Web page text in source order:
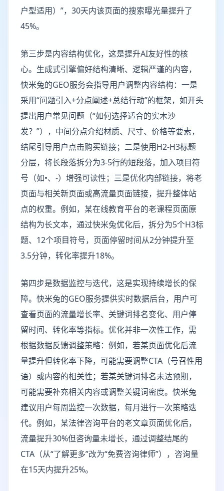
户型适用）”，30天内该页面的搜索曝光量提升了
45%。
第三步是内容结构优化，这是提升AI友好性的核
心。生成式引擎偏好结构清晰、逻辑严谨的内容，
快米兔的GEO服务会指导用户调整内容结构：一是
采用“问题引入+分点阐述+总结行动”的框架，如开头
提出用户常见问题（“如何选择适合的实木沙
发？”），中间分点介绍材质、尺寸、价格等要素，
结尾引导用户点击购买链接；二是使用H2-H3标题
分层，将长段落拆分为3-5行的短段落，加入项目符
号（如•、-）增强可读性；三是优化内部链接，将老
页面与相关新页面或高流量页面链接，提升整体站
点的权重。例如，某在线教育平台的老课程页面原
结构为长文本，通过快米兔优化后，拆分为5个H3标
题、12个项目符号，页面停留时间从2分钟提升至
3.5分钟，转化率提升18%。
第四步是数据监控与迭代，这是实现持续增长的保
障。快米兔的GEO服务提供实时数据后台，用户可
查看页面的流量增长率、关键词排名变化、用户停
留时间、转化率等指标。优化并非一次性工作，需
根据数据反馈调整策略：例如，若某页面优化后流
量提升但转化率下降，可能需要调整CTA（号召性用
语）或内容的相关性；若某关键词排名未达预期，
可能需要补充相关内容或调整关键词密度。快米兔
建议用户每周监控一次数据，每月进行一次策略迭
代。例如，某法律咨询平台的老文章页面优化后，
流量提升30%但咨询量未增长，通过调整结尾的
CTA（从“了解更多”改为“免费咨询律师”），咨询量
在15天内提升25%。